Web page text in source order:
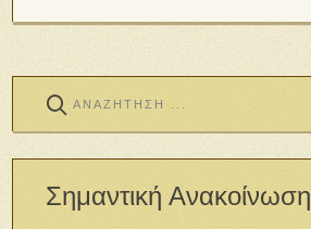
Σημαντική Ανακοίνωση